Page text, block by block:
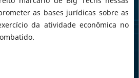
as bases jurídicas sobre as
da atividade econômica no